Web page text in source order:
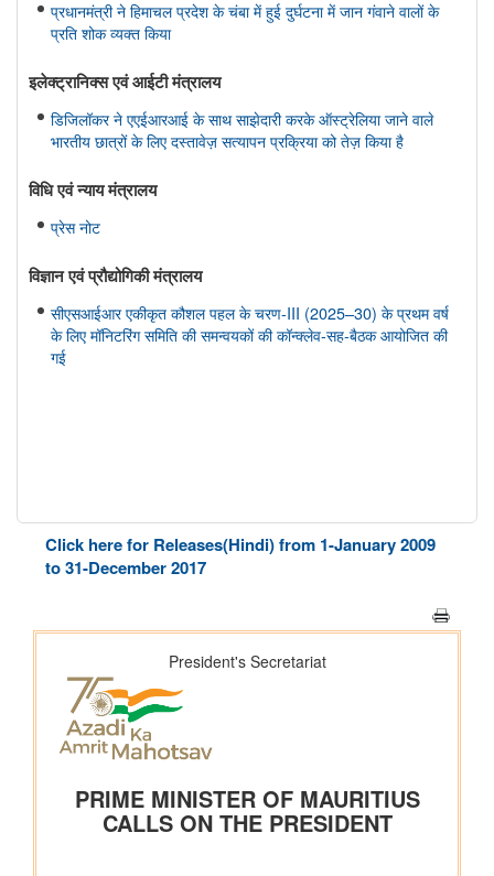
प्रधानमंत्री ने हिमाचल प्रदेश के चंबा में हुई दुर्घटना में जान गंवाने वालों के
प्रति शोक व्यक्त किया
इलेक्ट्रानिक्स एवं आईटी मंत्रालय
डिजिलॉकर ने एएईआरआई के साथ साझेदारी करके ऑस्ट्रेलिया जाने वाले
भारतीय छात्रों के लिए दस्तावेज़ सत्यापन प्रक्रिया को तेज़ किया है
विधि एवं न्‍याय मंत्रालय
प्रेस नोट
विज्ञान एवं प्रौद्योगिकी मंत्रालय
सीएसआईआर एकीकृत कौशल पहल के चरण-III (2025–30) के प्रथम वर्ष
के लिए मॉनिटरिंग समिति की समन्वयकों की कॉन्क्लेव-सह-बैठक आयोजित की
गई
Click here for Releases(Hindi) from 1-January 2009
to 31-December 2017